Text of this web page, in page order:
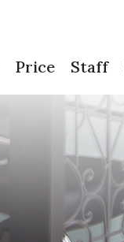
Price Staff